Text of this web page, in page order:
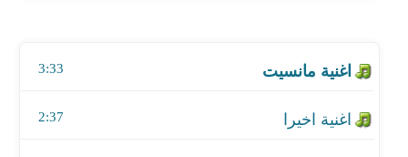
3:33
2:37
اغنية ماوفيت مع عريبي كهرمان
اغنية حاضني